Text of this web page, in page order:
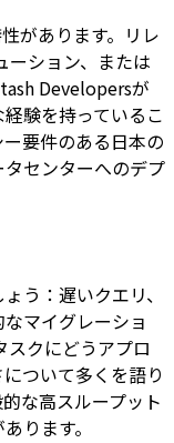
があります。リレ
ーション、または
Developersが
験を持っているこ
要件のある日本の
センターへのデプ
う：遅いクエリ、
マイグレーショ
クにどうアプロ
ついて多くを語り
な高スループット
ります。